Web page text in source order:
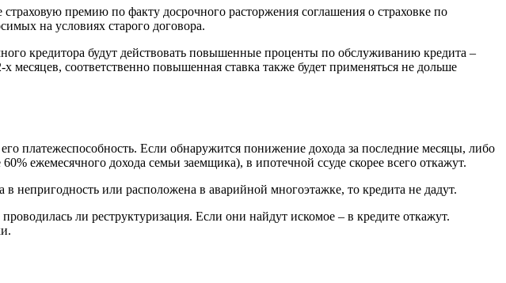
премию по факту досрочного расторжения соглашения о страховке по
на условиях старого договора.
кредитора будут действовать повышенные проценты по обслуживанию кредита –
соответственно повышенная ставка также будет применяться не дольше
платежеспособность. Если обнаружится понижение дохода за последние месяцы, либо
ежемесячного дохода семьи заемщика), в ипотечной ссуде скорее всего откажут.
непригодность или расположена в аварийной многоэтажке, то кредита не дадут.
ли реструктуризация. Если они найдут искомое – в кредите откажут.